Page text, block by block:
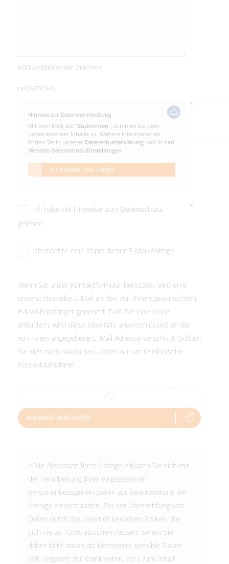
600 verbleibende Zeichen
reCAPTCHA
Hinweis zur Datenverarbeitung
Mit dem Klick auf "Zustimmen", stimmen Sie dem
Laden externer Inhalte zu. Weitere Informationen
finden Sie in unserer Datenschutzerklärung und in den
Website-Datenschutz-Einstellungen.
ZUSTIMMEN UND LADEN
*
Ich habe die Hinweise zum Datenschutz
gelesen.
*
Ich möchte eine Kopie dieser E-Mail-Anfrage.
Wenn Sie unser Kontaktformular benutzen, wird eine
unverschlüsselte E-Mail an den von Ihnen gewünschten
E-Mail-Empfänger generiert. Falls Sie eine Kopie
anfordern, wird diese ebenfalls unverschlüsselt an die
von Ihnen angegebene E-Mail-Adresse verschickt. Sollten
Sie dies nicht wünschen, bitten wir um telefonische
Kontaktaufnahme.
ANFRAGE ABSENDEN
* Mit Absenden Ihrer Anfrage erklären Sie sich mit
der Verarbeitung Ihrer eingegebenen
personenbezogenen Daten zur Beantwortung der
Anfrage einverstanden. Bei der Übermittlung von
Daten durch das Internet bestehen Risiken, die
sich nie zu 100% absichern lassen. Sehen Sie
daher bitte davon ab, besonders sensible Daten
(z.B. Angaben zur Krankheiten, etc.) zum Inhalt